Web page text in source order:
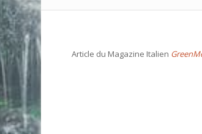
Article du Magazine Italien